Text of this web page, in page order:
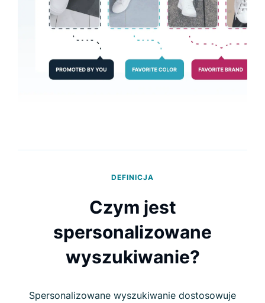
DEFINICJA
Czym jest
spersonalizowane
wyszukiwanie?
Spersonalizowane wyszukiwanie dostosowuje